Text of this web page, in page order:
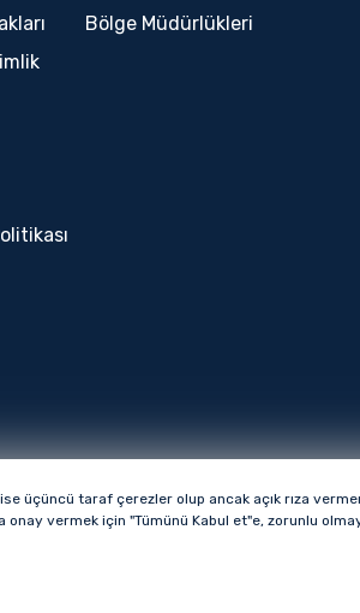
Bölge Müdürlükleri
markasına aittir.
üçüncü taraf çerezler olup ancak açık rıza
onay vermek için "Tümünü Kabul et"e, zorunlu